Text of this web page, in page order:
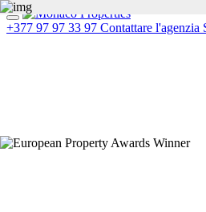
+377 97 97 33 97 Contattare l'agenzia